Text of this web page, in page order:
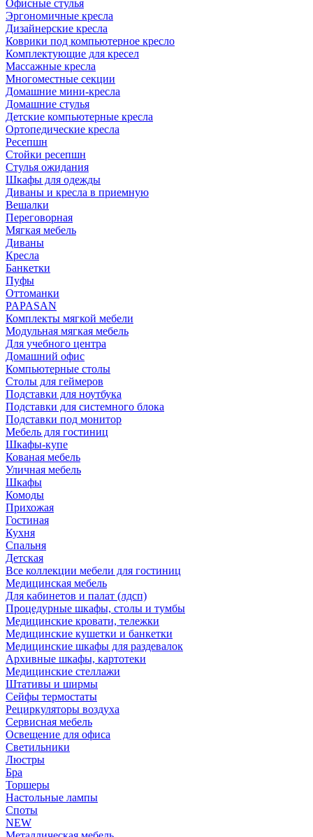
Офисные стулья
Эргономичные кресла
Дизайнерские кресла
Коврики под компьютерное кресло
Комплектующие для кресел
Массажные кресла
Многоместные секции
Домашние мини-кресла
Домашние стулья
Детские компьютерные кресла
Ортопедические кресла
Ресепшн
Стойки ресепшн
Стулья ожидания
Шкафы для одежды
Диваны и кресла в приемную
Вешалки
Переговорная
Мягкая мебель
Диваны
Кресла
Банкетки
Пуфы
Оттоманки
PAPASAN
Комплекты мягкой мебели
Модульная мягкая мебель
Для учебного центра
Домашний офис
Компьютерные столы
Столы для геймеров
Подставки для ноутбука
Подставки для системного блока
Подставки под монитор
Мебель для гостиниц
Шкафы-купе
Кованая мебель
Уличная мебель
Шкафы
Комоды
Прихожая
Гостиная
Кухня
Спальня
Детская
Все коллекции мебели для гостиниц
Медицинская мебель
Для кабинетов и палат (лдсп)
Процедурные шкафы, столы и тумбы
Медицинские кровати, тележки
Медицинские кушетки и банкетки
Медицинские шкафы для раздевалок
Архивные шкафы, картотеки
Медицинские стеллажи
Штативы и ширмы
Сейфы термостаты
Рециркуляторы воздуха
Сервисная мебель
Освещение для офиса
Светильники
Люстры
Бра
Торшеры
Настольные лампы
Споты
NEW